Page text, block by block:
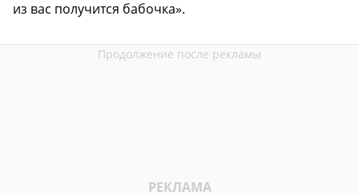
из вас получится бабочка».